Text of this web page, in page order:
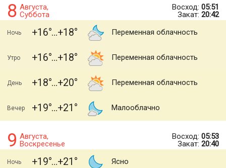
8 Августа,
Суббота
Восход: 05:51
Закат: 20:42
Ночь +16 +18 Переменная облачность
Утро +16 +18 Переменная облачность
День +18 +20 Переменная облачность
Вечер +19 +21 Малооблачно
9 Августа,
Воскресенье
Восход: 05:53
Закат: 20:40
Ночь +19 +21 Ясно